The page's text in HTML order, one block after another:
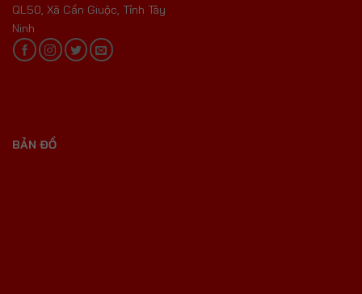
QL50, Xã Cần Giuộc, Tỉnh Tây
Ninh
BẢN ĐỒ